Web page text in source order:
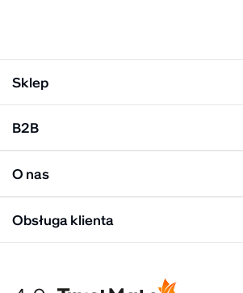
Sklep
Klapki męskie
Mężczyzna
B2B
Panel hurtowy
O nas
Biuro prasowe
Obsługa klienta